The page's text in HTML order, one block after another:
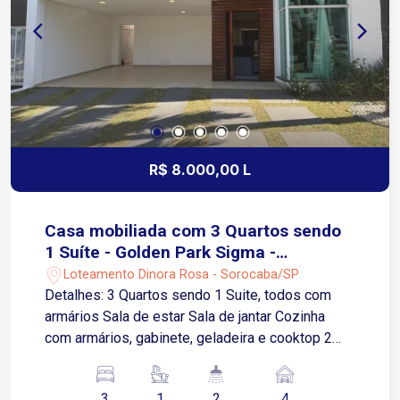
qualquer época do ano. Um imóvel que reúne
sofisticação, conforto e qualidade de vida em
R$ 8.000,00 L
Casa mobiliada com 3 Quartos sendo
1 Suíte - Golden Park Sigma -
Sorocaba/SP
Loteamento Dinora Rosa - Sorocaba/SP
Detalhes: 3 Quartos sendo 1 Suite, todos com
armários Sala de estar Sala de jantar Cozinha
com armários, gabinete, geladeira e cooktop 2
lavanderia com máquina de lavar Área gourmet